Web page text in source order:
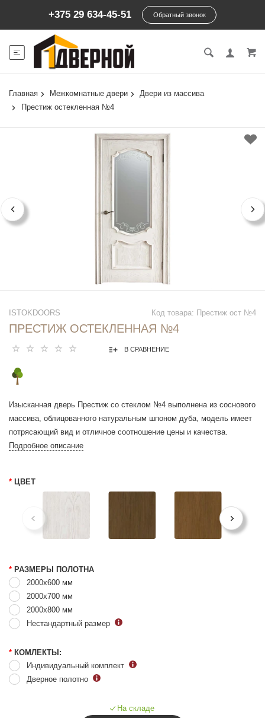
+375 29 634-45-51 Обратный звонок
Главная Межкомнатные двери
Двери из массива
Престиж остекленная №4
Код товара: Престиж ост №4
ISTOKDOORS
ПРЕСТИЖ ОСТЕКЛЕННАЯ №4
В СРАВНЕНИЕ
Изысканная дверь Престиж со стеклом №4 выполнена из соснового
массива, облицованного натуральным шпоном дуба, модель имеет
потрясающий вид и отличное соотношение цены и качества.
Подробное описание
* ЦВЕТ
* РАЗМЕРЫ ПОЛОТНА
2000x600 мм
2000x700 мм
2000x800 мм
Нестандартный размер
* КОМЛЕКТЫ:
Индивидуальный комплект
Дверное полотно
На складе